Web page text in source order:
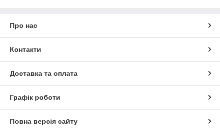
Про нас
Контакти
Доставка та оплата
Графік роботи
Повна версія сайту